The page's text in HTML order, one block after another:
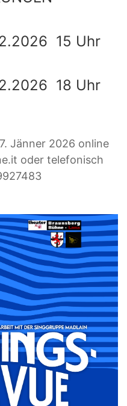
15 Uhr
18 Uhr
Jänner 2026 online
oder telefonisch